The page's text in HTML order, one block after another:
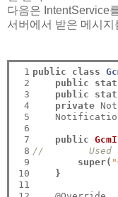
다음은 IntentService
서버에서 받은 메시
1
2
3
4
5
6
7
8
9
10
11
public class
public
public
private
public
//        Used
super(
}